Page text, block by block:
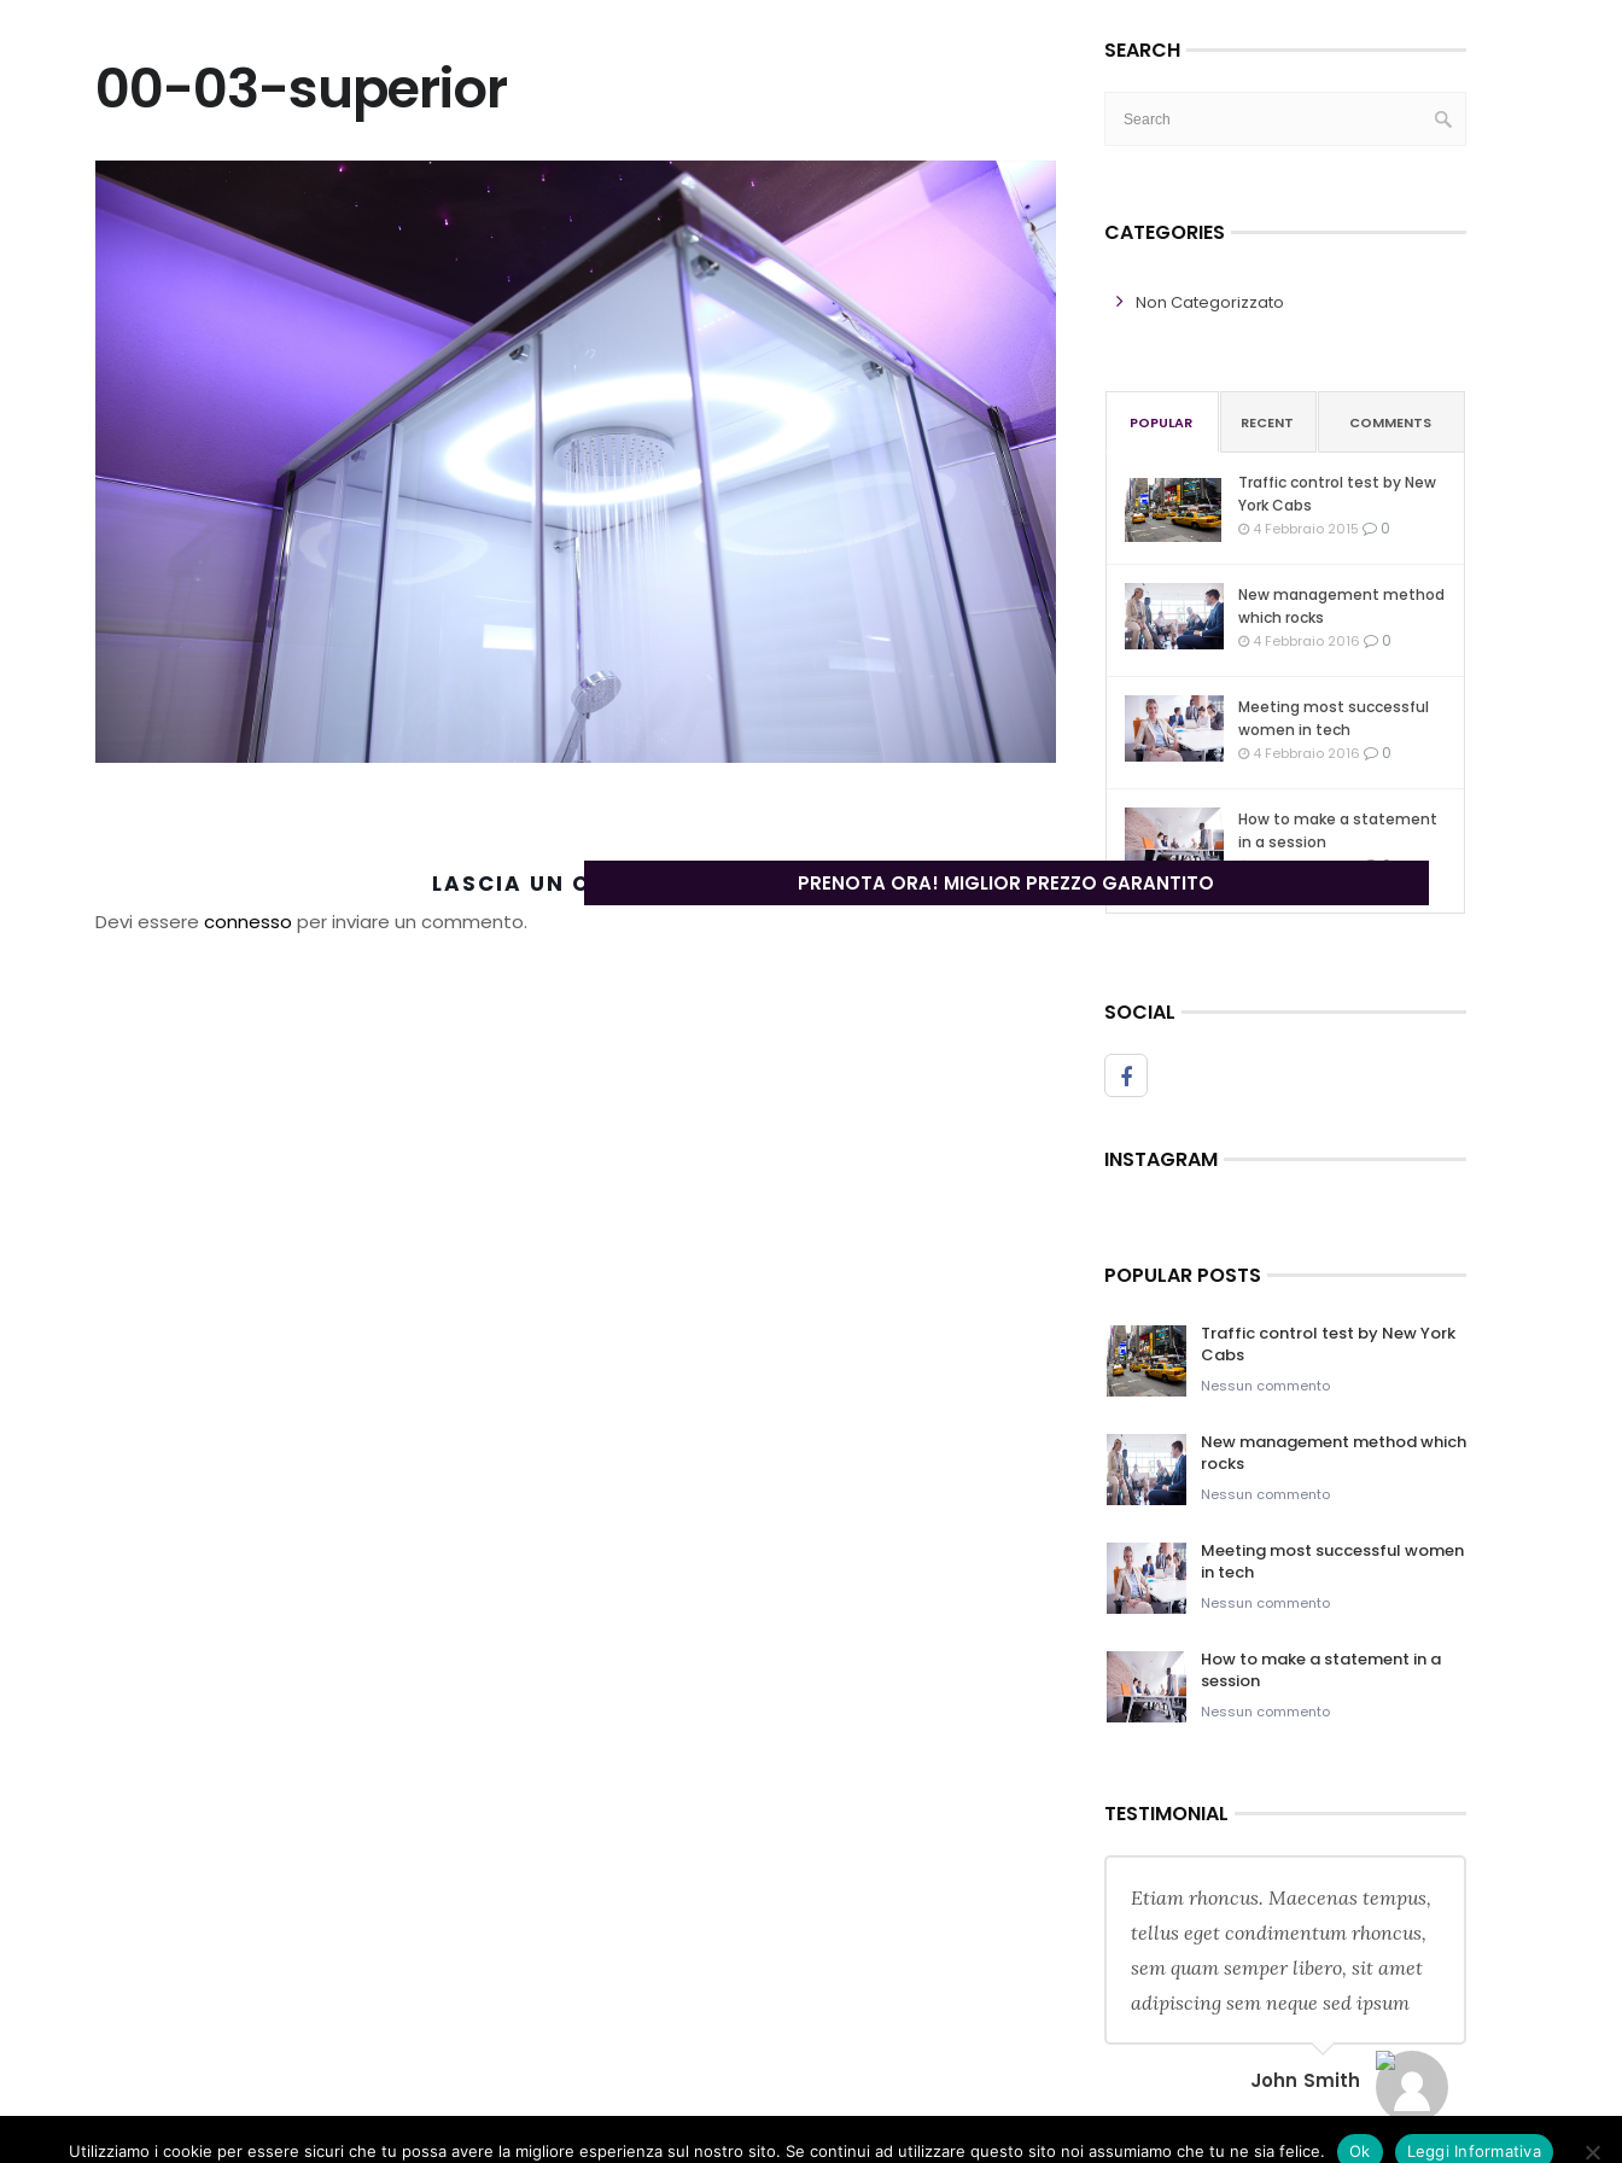
PRENOTA ORA! MIGLIOR PREZZO GARANTITO
00-03-superior
LASCIA UN COMMENTO
Devi essere connesso per inviare un commento.
SEARCH
CATEGORIES
Non Categorizzato
POPULAR RECENT COMMENTS
Traffic control test by New
York Cabs
4 Febbraio 2015 0
New management method
which rocks
4 Febbraio 2016 0
Meeting most successful
women in tech
4 Febbraio 2016 0
How to make a statement
in a session
4 Febbraio 2016 0
SOCIAL
INSTAGRAM
POPULAR POSTS
Traffic control test by New York
Cabs
Nessun commento
New management method which
rocks
Nessun commento
Meeting most successful women
in tech
Nessun commento
How to make a statement in a
session
Nessun commento
TESTIMONIAL
Etiam rhoncus. Maecenas tempus,
tellus eget condimentum rhoncus,
sem quam semper libero, sit amet
adipiscing sem neque sed ipsum
John Smith
Utilizziamo i cookie per essere sicuri che tu possa avere la migliore esperienza sul nostro sito. Se continui ad utilizzare questo sito noi assumiamo che tu ne sia felice. Ok Leggi Informativa